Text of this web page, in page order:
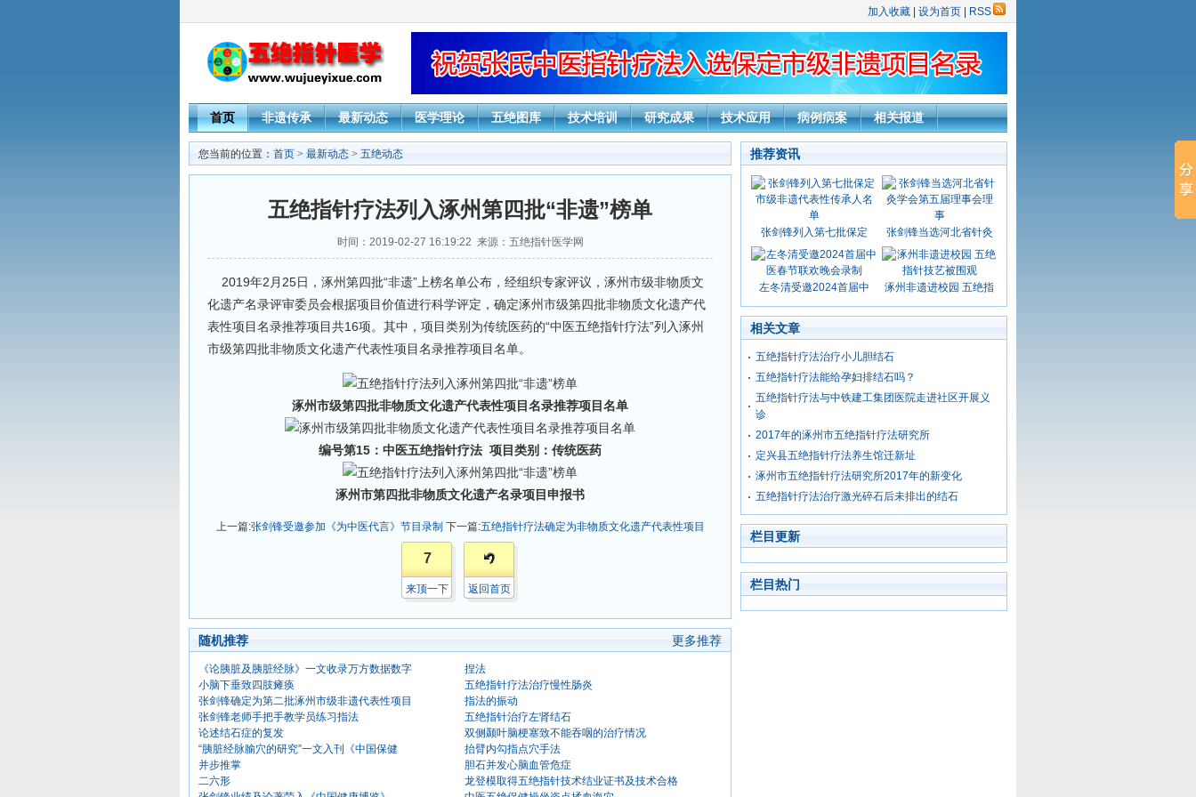
加入收藏 设为首页 RSS
首页 非遗传承 最新动态 医学理论 五绝图库 技术培训 研究成果 技术应用 病例病案 相关报道
您当前的位置： 首页 > 最新动态 > 五绝动态
五绝指针疗法列入涿州第四批“非遗”榜单
时间：2019-02-27 16:19:22 来源：五绝指针医学网
2019年2月25日，涿州第四批“非遗”上榜名单公布，经组织专家评议，涿州市级非物质文
化遗产名录评审委员会根据项目价值进行科学评定，确定涿州市级第四批非物质文化遗产代
表性项目名录推荐项目共16项。其中，项目类别为传统医药的“中医五绝指针疗法”列入涿州
市级第四批非物质文化遗产代表性项目名录推荐项目名单。
涿州市级第四批非物质文化遗产代表性项目名录推荐项目名单
编号第15：中医五绝指针疗法 项目类别：传统医药
涿州市第四批非物质文化遗产名录项目申报书
上一篇:张剑锋受邀参加《为中医代言》节目录制 下一篇:五绝指针疗法确定为非物质文化遗产代表性项目
7
来顶一下 返回首页
随机推荐 更多推荐
《论胰脏及胰脏经脉》一文收录万方数据数字
小脑下垂致四肢瘫痪
张剑锋确定为第二批涿州市级非遗代表性项目
张剑锋老师手把手教学员练习指法
论述结石症的复发
“胰脏经脉腧穴的研究”一文入刊《中国保健
并步推掌
二六形
捏法
五绝指针疗法治疗慢性肠炎
指法的振动
五绝指针治疗左肾结石
双侧颞叶脑梗塞致不能吞咽的治疗情况
抬臂内勾指点穴手法
胆石并发心脑血管危症
龙登模取得五绝指针技术结业证书及技术合格
推荐资讯
张剑锋列入第七批保定 张剑锋当选河北省针灸
左冬清受邀2024首届中 涿州非遗进校园 五绝指
相关文章
五绝指针疗法治疗小儿胆结石
五绝指针疗法能给孕妇排结石吗？
五绝指针疗法与中铁建工集团医院走进社区开展义
诊
2017年的涿州市五绝指针疗法研究所
定兴县五绝指针疗法养生馆迁新址
涿州市五绝指针疗法研究所2017年的新变化
五绝指针疗法治疗激光碎石后未排出的结石
栏目更新
栏目热门